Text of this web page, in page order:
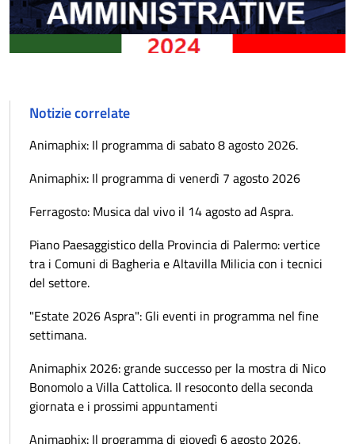
Notizie correlate
Animaphix: Il programma di sabato 8 agosto 2026.
Animaphix: Il programma di venerdì 7 agosto 2026
Ferragosto: Musica dal vivo il 14 agosto ad Aspra.
Piano Paesaggistico della Provincia di Palermo: vertice
tra i Comuni di Bagheria e Altavilla Milicia con i tecnici
del settore.
"Estate 2026 Aspra": Gli eventi in programma nel fine
settimana.
Animaphix 2026: grande successo per la mostra di Nico
Bonomolo a Villa Cattolica. Il resoconto della seconda
giornata e i prossimi appuntamenti
Animaphix: Il programma di giovedì 6 agosto 2026.